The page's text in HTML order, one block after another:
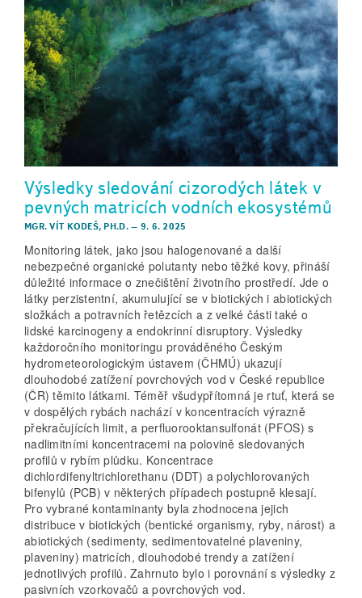
Výsledky sledování cizorodých látek v
pevných matricích vodních ekosystémů
MGR. VÍT KODEŠ, PH.D.– 9. 6. 2025
Monitoring látek, jako jsou halogenované a další
nebezpečné organické polutanty nebo těžké kovy, přináší
důležité informace o znečištění životního prostředí. Jde o
látky perzistentní, akumulující se v biotických i abiotických
složkách a potravních řetězcích a z velké části také o
lidské karcinogeny a endokrinní disruptory. Výsledky
každoročního monitoringu prováděného Českým
hydrometeorologickým ústavem (ČHMÚ) ukazují
dlouhodobé zatížení povrchových vod v České republice
(ČR) těmito látkami. Téměř všudypřítomná je rtuť, která se
v dospělých rybách nachází v koncentracích výrazně
překračujících limit, a perfluorooktansulfonát (PFOS) s
nadlimitními koncentracemi na polovině sledovaných
profilů v rybím plůdku. Koncentrace
dichlordifenyltrichlorethanu (DDT) a polychlorovaných
bifenylů (PCB) v některých případech postupně klesají.
Pro vybrané kontaminanty byla zhodnocena jejich
distribuce v biotických (bentické organismy, ryby, nárost) a
abiotických (sedimenty, sedimentovatelné plaveniny,
plaveniny) matricích, dlouhodobé trendy a zatížení
jednotlivých profilů. Zahrnuto bylo i porovnání s výsledky z
pasivních vzorkovačů a povrchových vod.